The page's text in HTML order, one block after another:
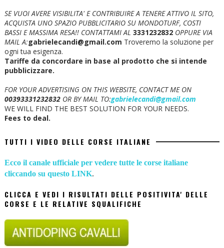
SE VUOI AVERE VISIBILITA' E CONTRIBUIRE A TENERE ATTIVO IL SITO,
ACQUISTA UNO SPAZIO PUBBLICITARIO SU MONDOTURF, COSTI
BASSI E MASSIMA RESA!! CONTATTAMI AL 3331232832 OPPURE VIA
MAIL A:gabrielecandi@gmail.com Troveremo la soluzione per
ogni tua esigenza.
Tariffe da concordare in base al prodotto che si intende
pubblicizzare.
FOR YOUR ADVERTISING ON THIS WEBSITE, CONTACT ME ON
00393331232832OR BY MAIL TO:gabrielecandi@gmail.com
WE WILL FIND THE BEST SOLUTION FOR YOUR NEEDS.
Fees to deal.
TUTTI I VIDEO DELLE CORSE ITALIANE
Ecco il canale ufficiale per vedere tutte le corse italiane
cliccando su questo LINK.
CLICCA E VEDI I RISULTATI DELLE POSITIVITA' DELLE
CORSE E LE RELATIVE SQUALIFICHE